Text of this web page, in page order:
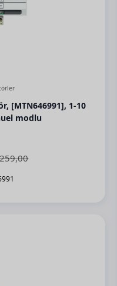
[MTN646991], 1-10
modlu
259,00